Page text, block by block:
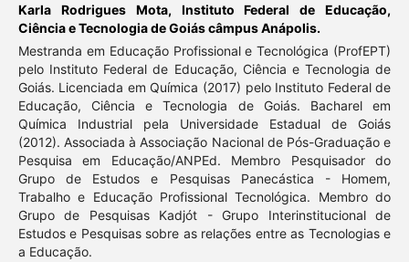
Karla Rodrigues Mota, Instituto Federal de Educação,
Ciência e Tecnologia de Goiás câmpus Anápolis.
Mestranda em Educação Profissional e Tecnológica (ProfEPT)
pelo Instituto Federal de Educação, Ciência e Tecnologia de
Goiás. Licenciada em Química (2017) pelo Instituto Federal de
Educação, Ciência e Tecnologia de Goiás. Bacharel em
Química Industrial pela Universidade Estadual de Goiás
(2012). Associada à Associação Nacional de Pós-Graduação e
Pesquisa em Educação/ANPEd. Membro Pesquisador do
Grupo de Estudos e Pesquisas Panecástica - Homem,
Trabalho e Educação Profissional Tecnológica. Membro do
Grupo de Pesquisas Kadjót - Grupo Interinstitucional de
Estudos e Pesquisas sobre as relações entre as Tecnologias e
a Educação.